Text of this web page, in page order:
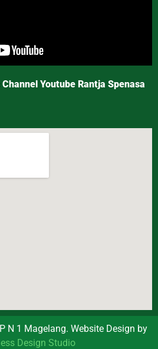
Youtube Rantja Spenasa
N 1 Magelang. Website Design by
Design Studio